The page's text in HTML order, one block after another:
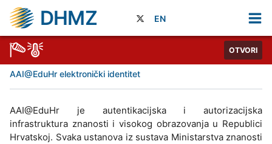
DHMZ EN
OTVORI
AAI@EduHr elektronički identitet
AAI@EduHr je autentikacijska i autorizacijska
infrastruktura znanosti i visokog obrazovanja u Republici
Hrvatskoj. Svaka ustanova iz sustava Ministarstva znanosti